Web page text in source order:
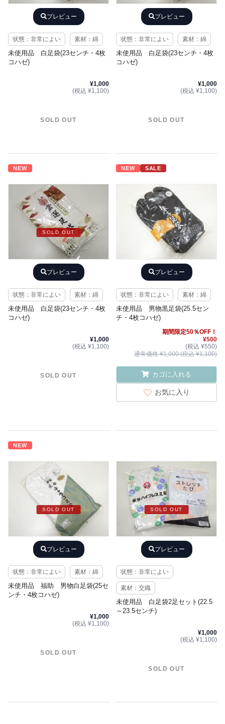
プレビュー
状態：非常によい 素材：綿
未使用品 白足袋(23センチ・4枚
コハゼ)
¥1,000
(税込 ¥1,100)
SOLD OUT
プレビュー
状態：非常によい 素材：綿
未使用品 白足袋(23センチ・4枚
コハゼ)
¥1,000
(税込 ¥1,100)
SOLD OUT
NEW
SOLD OUT
プレビュー
状態：非常によい 素材：綿
未使用品 白足袋(23センチ・4枚
コハゼ)
¥1,000
(税込 ¥1,100)
SOLD OUT
NEW SALE
プレビュー
状態：非常によい 素材：綿
未使用品 男物黒足袋(25.5セン
チ・4枚コハゼ)
期間限定50％OFF！
¥500
(税込 ¥550)
通常価格 ¥1,000 (税込 ¥1,100)
カゴに入れる
お気に入り
NEW
SOLD OUT
プレビュー
状態：非常によい 素材：綿
未使用品 福助 男物白足袋(25セ
ンチ・4枚コハゼ)
¥1,000
(税込 ¥1,100)
SOLD OUT
SOLD OUT
プレビュー
状態：非常によい
素材：交織
未使用品 白足袋2足セット(22.5
～23.5センチ)
¥1,000
(税込 ¥1,100)
SOLD OUT